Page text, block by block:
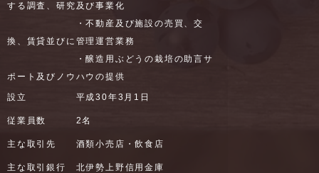
する調査、研究及び事業化
・不動産及び施設の売買、交
換、賃貸並びに管理運営業務
・醸造用ぶどうの栽培の助言サ
ポート及びノウハウの提供
設立 平成30年3月1日
従業員数 2名
主な取引先 酒類小売店・飲食店
主な取引銀行 北伊勢上野信用金庫